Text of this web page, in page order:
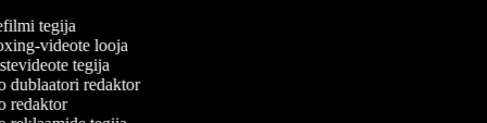
tegija
videote looja
tegija
redaktor